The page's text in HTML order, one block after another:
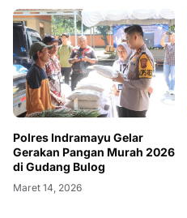
Polres Indramayu Gelar
Gerakan Pangan Murah 2026
di Gudang Bulog
Maret 14, 2026